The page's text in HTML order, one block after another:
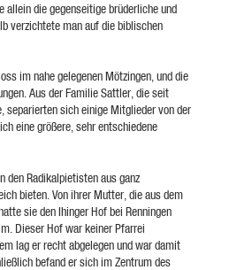
allein die gegenseitige brüderliche und
verzichtete man auf die biblischen
im nahe gelegenen Mötzingen, und die
Aus der Familie Sattler, die seit
separierten sich einige Mitglieder von der
eine größere, sehr entschiedene
den Radikalpietisten aus ganz
bieten. Von ihrer Mutter, die aus dem
sie den Ihinger Hof bei Renningen
Dieser Hof war keiner Pfarrei
lag er recht abgelegen und war damit
befand er sich im Zentrum des